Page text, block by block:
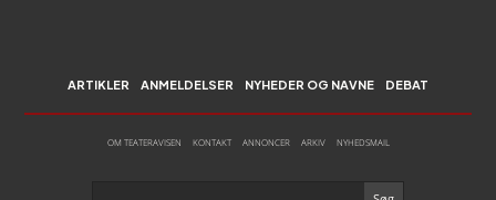
ARTIKLER ANMELDELSER NYHEDER OG NAVNE DEBAT
OM TEATERAVISEN KONTAKT ANNONCER ARKIV NYHEDSMAIL